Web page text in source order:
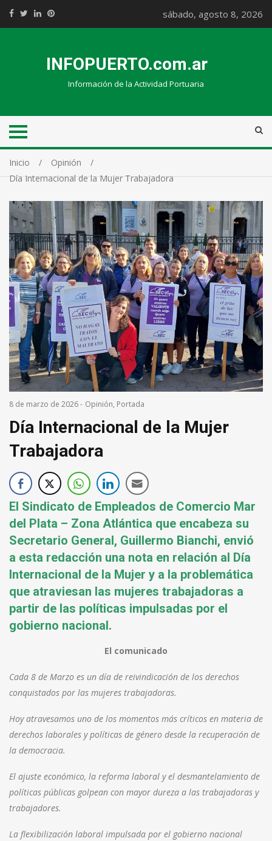
sábado, agosto 8, 2026
INFOPUERTO.com.ar
Información de la Actividad Portuaria
Inicio
Opinión
Día Internacional de la Mujer Trabajadora
8 de marzo de 2026- Opinión, Portada
Día Internacional de la Mujer
Trabajadora
El Sindicato de Empleados de Comercio Mar
del Plata – Zona Atlántica que encabeza su
Secretario General, Guillermo Bianchi, envió
a esta redacción una nota en relación al Día
Internacional de la Mujer y a la problemática
que atraviesan las mujeres trabajadoras a
partir de las políticas impulsadas por el
gobierno nacional.
El comunicado
Cada 8 de Marzo es un día de reivindicación de los derechos
conquistados por las mujeres trabajadoras.
Hoy atravesamos uno de los momentos más críticos en materia de
derechos laborales y políticas de género desde la recuperación de
la democracia.
El ajuste económico, la reforma laboral y el desmantelamiento de
políticas públicas golpean con mayor dureza a las trabajadoras y
trabajadores.
La flexibilización laboral impulsada por el gobierno nacional